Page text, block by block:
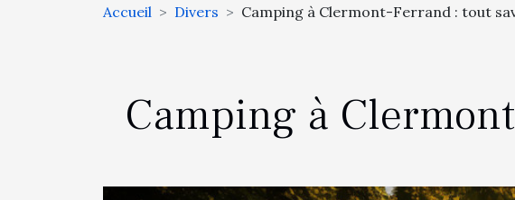
Accueil Divers Camping à Clermont-Ferrand : tout
Camping à